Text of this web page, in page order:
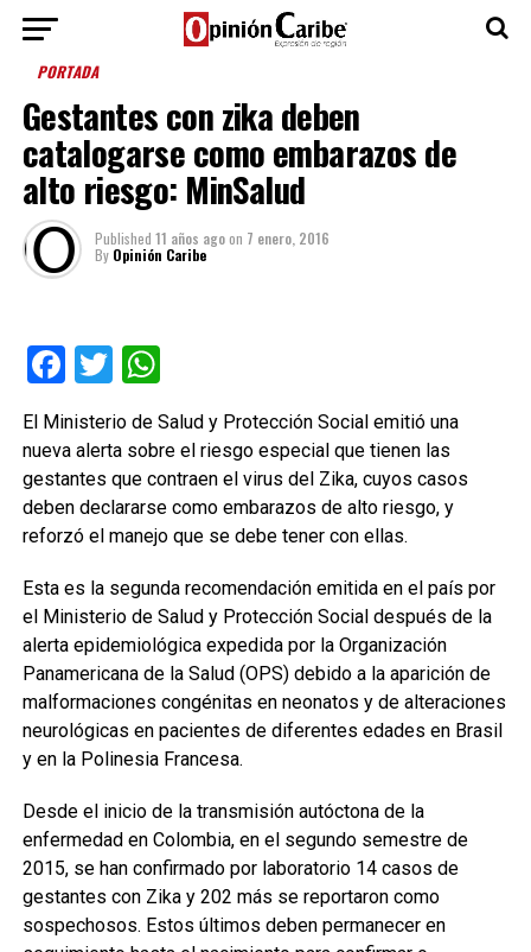
PORTADA
Gestantes con zika deben
catalogarse como embarazos de
alto riesgo: MinSalud
Published 11 años agoon 7 enero, 2016
By Opinión Caribe
Facebook
TwitterWhatsApp
El Ministerio de Salud y Protección Social emitió una
nueva alerta sobre el riesgo especial que tienen las
gestantes que contraen el virus del Zika, cuyos casos
deben declararse como embarazos de alto riesgo, y
reforzó el manejo que se debe tener con ellas.
Esta es la segunda recomendación emitida en el país por
el Ministerio de Salud y Protección Social después de la
alerta epidemiológica expedida por la Organización
Panamericana de la Salud (OPS) debido a la aparición de
malformaciones congénitas en neonatos y de alteraciones
neurológicas en pacientes de diferentes edades en Brasil
y en la Polinesia Francesa.
Desde el inicio de la transmisión autóctona de la
enfermedad en Colombia, en el segundo semestre de
2015, se han confirmado por laboratorio 14 casos de
gestantes con Zika y 202 más se reportaron como
sospechosos. Estos últimos deben permanecer en